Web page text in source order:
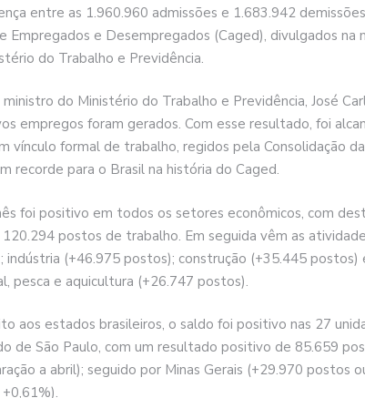
entre as 1.960.960 admissões e 1.683.942
Empregados e Desempregados (Caged), divulgados na
do Trabalho e Previdência.
do Ministério do Trabalho e Previdência, José
empregos foram gerados. Com esse resultado, foi
vínculo formal de trabalho, regidos pela Consolidação
recorde para o Brasil na história do Caged.
foi positivo em todos os setores econômicos, com
postos de trabalho. Em seguida vêm as
indústria (+46.975 postos); construção (+35.445 postos)
pesca e aquicultura (+26.747 postos).
aos estados brasileiros, o saldo foi positivo nas 27
de São Paulo, com um resultado positivo de 85.659
a abril); seguido por Minas Gerais (+29.970 postos